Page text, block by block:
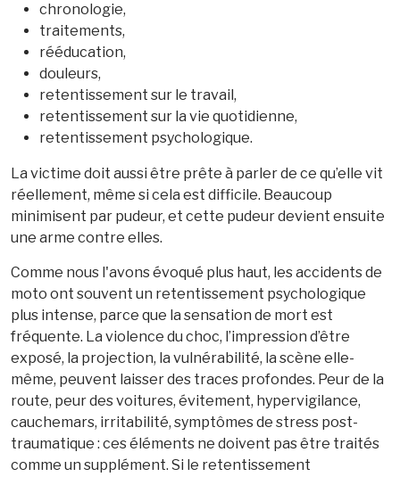
chronologie,
traitements,
rééducation,
douleurs,
retentissement sur le travail,
retentissement sur la vie quotidienne,
retentissement psychologique.
La victime doit aussi être prête à parler de ce qu’elle vit
réellement, même si cela est difficile. Beaucoup
minimisent par pudeur, et cette pudeur devient ensuite
une arme contre elles.
Comme nous l'avons évoqué plus haut, les accidents de
moto ont souvent un retentissement psychologique
plus intense, parce que la sensation de mort est
fréquente. La violence du choc, l’impression d’être
exposé, la projection, la vulnérabilité, la scène elle-
même, peuvent laisser des traces profondes. Peur de la
route, peur des voitures, évitement, hypervigilance,
cauchemars, irritabilité, symptômes de stress post-
traumatique : ces éléments ne doivent pas être traités
comme un supplément. Si le retentissement